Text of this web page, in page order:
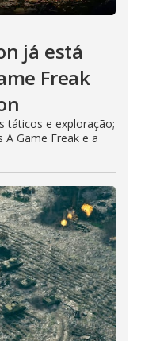
já está
Freak
táticos e exploração;
Game Freak e a